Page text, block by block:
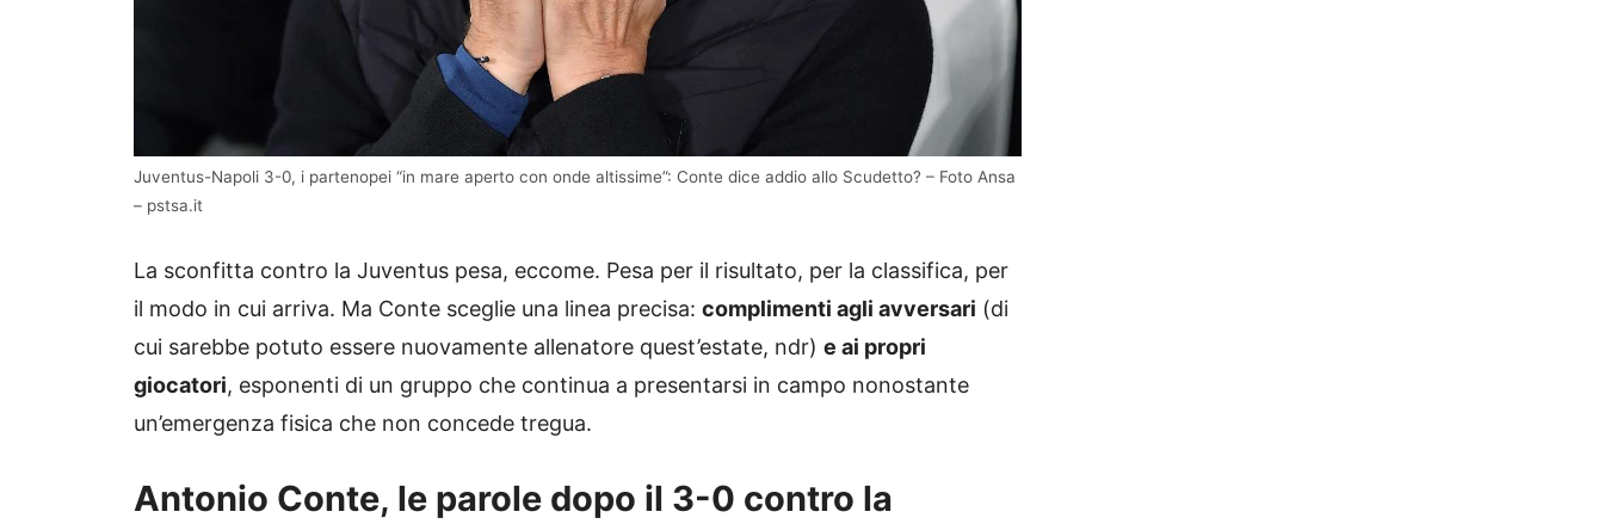
Juventus-Napoli 3-0, i partenopei “in mare aperto con onde altissime”: Conte dice addio allo Scudetto? – Foto Ansa
– pstsa.it
La sconfitta contro la Juventus pesa, eccome. Pesa per il risultato, per la classifica, per
il modo in cui arriva. Ma Conte sceglie una linea precisa: complimenti agli avversari (di
cui sarebbe potuto essere nuovamente allenatore quest’estate, ndr) e ai propri
giocatori, esponenti di un gruppo che continua a presentarsi in campo nonostante
un’emergenza fisica che non concede tregua.
Antonio Conte, le parole dopo il 3-0 contro la